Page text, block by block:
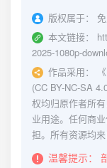
版权属于：
本文链接：
2025-1080p-
作品采用：
《
(CC BY-NC-SA
权均归原作者所
业用途。任何商
担。所有资源均
温馨提示：